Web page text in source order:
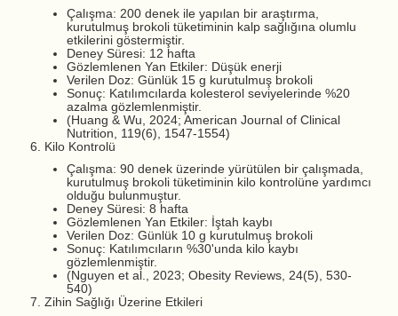
Çalışma: 200 denek ile yapılan bir araştırma,
kurutulmuş brokoli tüketiminin kalp sağlığına olumlu
etkilerini göstermiştir.
Deney Süresi: 12 hafta
Gözlemlenen Yan Etkiler: Düşük enerji
Verilen Doz: Günlük 15 g kurutulmuş brokoli
Sonuç: Katılımcılarda kolesterol seviyelerinde %20
azalma gözlemlenmiştir.
(Huang & Wu, 2024; American Journal of Clinical
Nutrition, 119(6), 1547-1554)
Kilo Kontrolü
Çalışma: 90 denek üzerinde yürütülen bir çalışmada,
kurutulmuş brokoli tüketiminin kilo kontrolüne yardımcı
olduğu bulunmuştur.
Deney Süresi: 8 hafta
Gözlemlenen Yan Etkiler: İştah kaybı
Verilen Doz: Günlük 10 g kurutulmuş brokoli
Sonuç: Katılımcıların %30'unda kilo kaybı
gözlemlenmiştir.
(Nguyen et al., 2023; Obesity Reviews, 24(5), 530-
540)
Zihin Sağlığı Üzerine Etkileri